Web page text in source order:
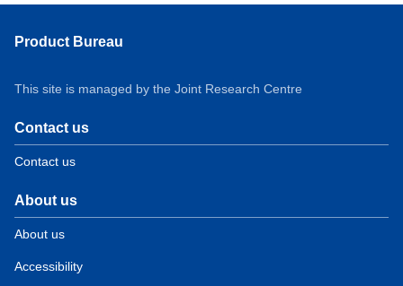
Product Bureau
This site is managed by the Joint Research Centre
Contact us
Contact us
About us
About us
Accessibility